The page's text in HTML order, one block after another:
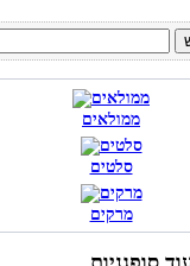
ממולאים
סלטים
מרקים